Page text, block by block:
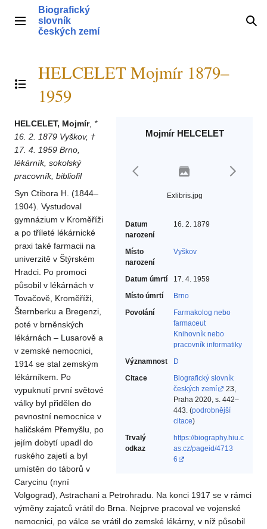
obsahHlavní menu
Biografický
slovník
českých zemí
Přepnout obsah
HELCELET Mojmír 1879–
1959
Mojmír HELCELET
Exlibris.jpg
Datum
narození
16. 2. 1879
Místo
narození
Vyškov
Datum úmrtí
17. 4. 1959
Místo úmrtí
Brno
Povolání
Farmakolog nebo
farmaceut‎
Knihovník nebo
pracovník informatiky‎
Významnost
D
Citace
Biografický slovník
českých zemí
23,
Praha 2020, s. 442–
443. (podrobnější
citace)
Trvalý
odkaz
https://biography.hiu.c
as.cz/pageid/4713
6
HELCELET, Mojmír, *
16. 2. 1879 Vyškov, †
17. 4. 1959 Brno,
lékárník, sokolský
pracovník, bibliofil
Syn Ctibora H. (1844–
1904). Vystudoval
gymnázium v Kroměříži
a po tříleté lékárnické
praxi také farmacii na
univerzitě v Štýrském
Hradci. Po promoci
působil v lékárnách v
Tovačově, Kroměříži,
Šternberku a Bregenzi,
poté v brněnských
lékárnách – Lusarově a
v zemské nemocnici,
1914 se stal zemským
lékárníkem. Po
vypuknutí první světové
války byl přidělen do
pevnostní nemocnice v
haličském Přemyšlu, po
jejím dobytí upadl do
ruského zajetí a byl
umístěn do táborů v
Carycinu (nyní
Volgograd), Astrachani a Petrohradu. Na konci 1917 se v rámci
výměny zajatců vrátil do Brna. Nejprve pracoval ve vojenské
nemocnici, po válce se vrátil do zemské lékárny, v níž působil